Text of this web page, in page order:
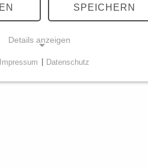
SPEICHERN
Details anzeigen
Impressum Datenschutz